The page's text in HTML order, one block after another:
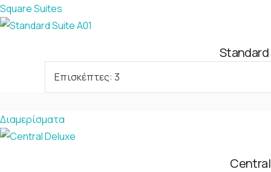
Square Suites
Standard
Επισκέπτες: 3
Διαμερίσματα